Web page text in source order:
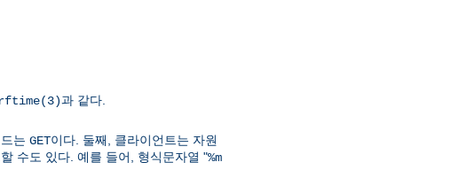
과 같다.
는 GET이다. 둘째, 클라이언트는 자원
수도 있다. 예를 들어, 형식문자열 "%m